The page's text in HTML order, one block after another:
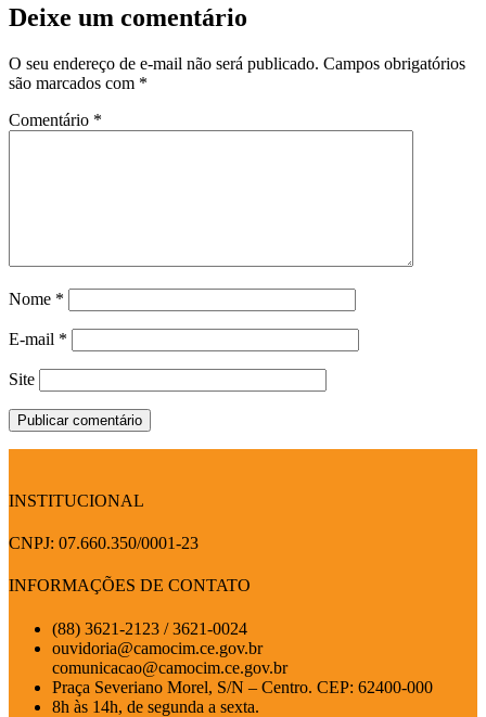
Deixe um comentário
O seu endereço de e-mail não será publicado. Campos obrigatórios
são marcados com *
Comentário *
Nome *
E-mail *
Site
INSTITUCIONAL
CNPJ: 07.660.350/0001-23
INFORMAÇÕES DE CONTATO
(88) 3621-2123 / 3621-0024
ouvidoria@camocim.ce.gov.br
comunicacao@camocim.ce.gov.br
Praça Severiano Morel, S/N – Centro. CEP: 62400-000
8h às 14h, de segunda a sexta.